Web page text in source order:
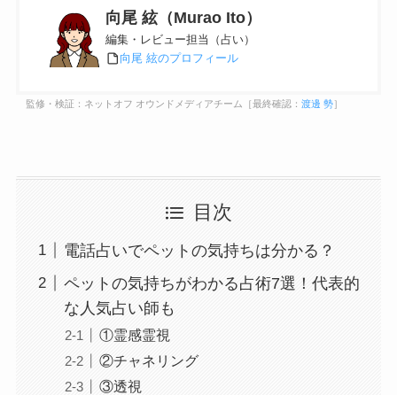
向尾 絃（Murao Ito）
編集・レビュー担当（占い）
向尾 絃のプロフィール
監修・検証：ネットオフ オウンドメディアチーム［最終確認： 渡邊 勢］
目次
電話占いでペットの気持ちは分かる？
ペットの気持ちがわかる占術7選！代表的
な人気占い師も
①霊感霊視
②チャネリング
③透視